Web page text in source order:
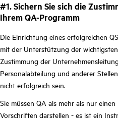
#1. Sichern Sie sich die
Ihrem QA-Programm
Die Einrichtung eines erfolgreichen
mit der Unterstützung der
Zustimmung der
Personalabteilung und anderer
nicht erfolgreich sein.
Sie müssen QA als mehr als nur
Vorschriften darstellen - es ist ein